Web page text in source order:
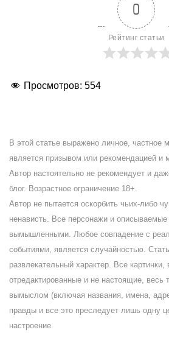
0
Рейтинг статьи
Просмотров: 554
В этой статье выражено личное, частное
является призывом или рекомендацией
Автор настоятельно не рекомендует и
блог. Возрастное ограничение 18+.
Автор не пытается оскорбить чьих-либо
ненависть. Все персонажи и
вымышленными. Любое совпадение с
событиями, является случайностью.
развлекательный характер. Все
отредактированные и не настоящие, весь
вымыслом (включая названия, имена,
правды и все это преследует лишь одну
настроение.